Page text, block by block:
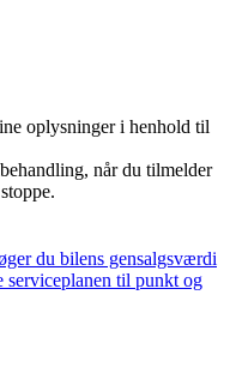
oplysninger i henhold til
når du tilmelder
du bilens gensalgsværdi
serviceplanen til punkt og